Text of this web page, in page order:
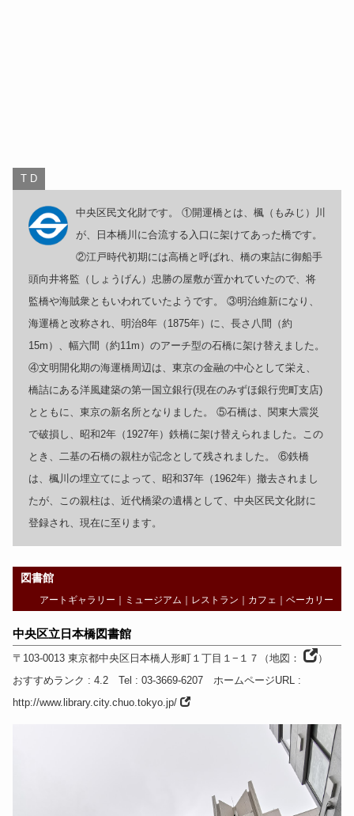
T D
中央区民文化財です。 ①開運橋とは、楓（もみじ）川
が、日本橋川に合流する入口に架けてあった橋です。
②江戸時代初期には高橋と呼ばれ、橋の東詰に御船手
頭向井将監（しょうげん）忠勝の屋敷が置かれていたので、将
監橋や海賊衆ともいわれていたようです。 ③明治維新になり、
海運橋と改称され、明治8年（1875年）に、長さ八間（約
15m）、幅六間（約11m）のアーチ型の石橋に架け替えました。
④文明開化期の海運橋周辺は、東京の金融の中心として栄え、
橋詰にある洋風建築の第一国立銀行(現在のみずほ銀行兜町支店)
とともに、東京の新名所となりました。 ⑤石橋は、関東大震災
で破損し、昭和2年（1927年）鉄橋に架け替えられました。この
とき、二基の石橋の親柱が記念として残されました。 ⑥鉄橋
は、楓川の埋立てによって、昭和37年（1962年）撤去されまし
たが、この親柱は、近代橋梁の遺構として、中央区民文化財に
登録され、現在に至ります。
図書館
アートギャラリー ｜ ミュージアム ｜ レストラン ｜ カフェ ｜ベーカリー
中央区立日本橋図書館
〒103-0013 東京都中央区日本橋人形町１丁目１−１７ （地図：
）
おすすめランク : 4.2 Tel : 03-3669-6207 ホームページURL :
http://www.library.city.chuo.tokyo.jp/